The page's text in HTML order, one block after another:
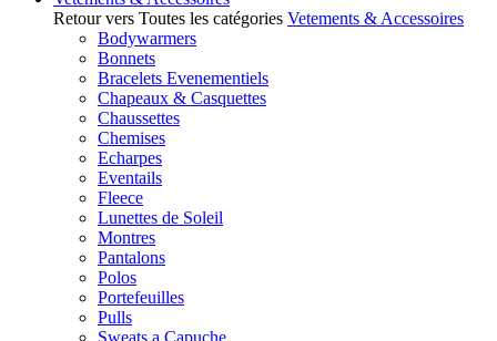
Retour vers Toutes les catégories Vetements & Accessoires
Bodywarmers
Bonnets
Bracelets Evenementiels
Chapeaux & Casquettes
Chaussettes
Chemises
Echarpes
Eventails
Fleece
Lunettes de Soleil
Montres
Pantalons
Polos
Portefeuilles
Pulls
Sweats a Capuche